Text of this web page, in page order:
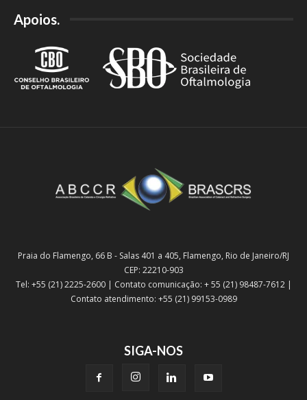
Apoios.
Praia do Flamengo, 66 B - Salas 401 a 405, Flamengo, Rio de Janeiro/RJ
CEP: 22210-903
Tel: +55 (21) 2225-2600 | Contato comunicação: + 55 (21) 98487-7612 |
Contato atendimento: +55 (21) 99153-0989
SIGA-NOS